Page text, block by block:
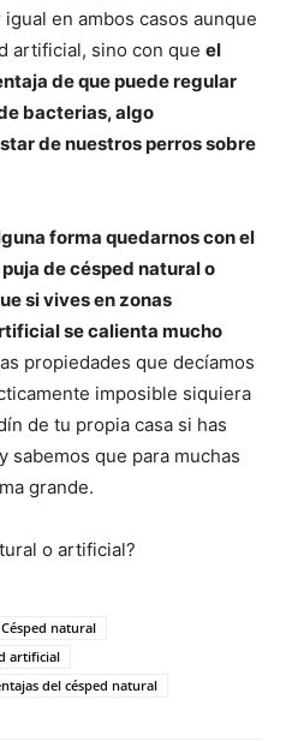
en ambos casos aunque
artificial, sino con que el
de que puede regular
bacterias, algo
de nuestros perros sobre
forma quedarnos con el
de césped natural o
si vives en zonas
se calienta mucho
propiedades que decíamos
imposible siquiera
de tu propia casa si has
sabemos que para muchas
grande.
o artificial?
Césped natural
artificial
del césped natural